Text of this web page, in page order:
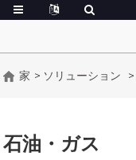
家 ソリューション
石油・ガス